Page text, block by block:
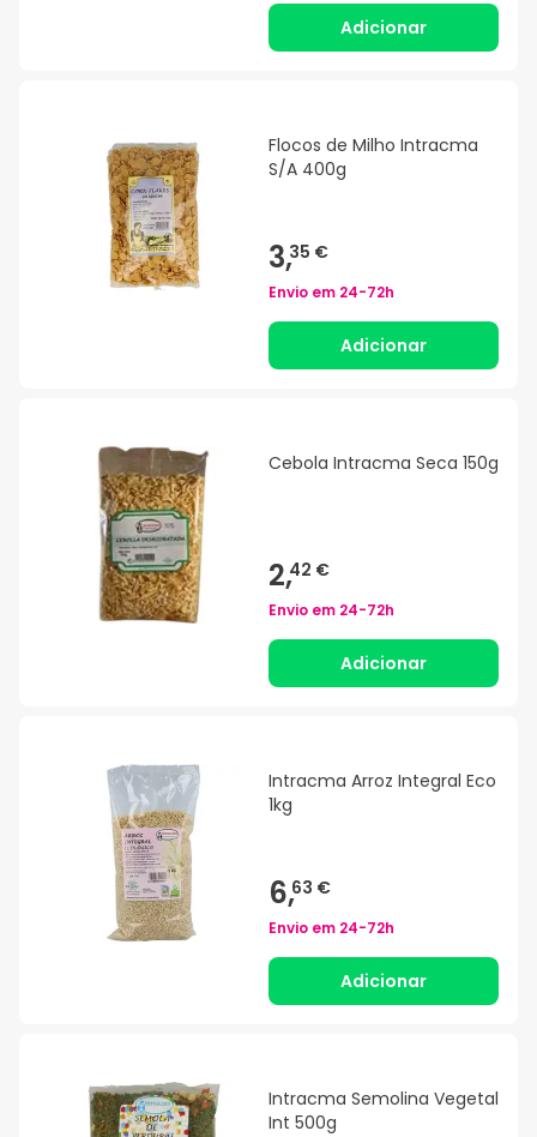
Adicionar
Flocos de Milho Intracma
S/A 400g
3,35 €
Envio em 24-72h
Adicionar
Cebola Intracma Seca 150g
2,42 €
Envio em 24-72h
Adicionar
Intracma Arroz Integral Eco
1kg
6,63 €
Envio em 24-72h
Adicionar
Intracma Semolina Vegetal
Int 500g